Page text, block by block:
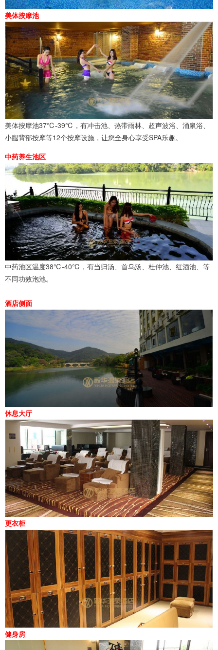
美体按摩池
美体按摩池37℃-39℃，有冲击池、热带雨林、超声波浴、涌泉浴、
小腿背部按摩等12个按摩设施，让您全身心享受SPA乐趣。
中药养生池区
中药池区温度38℃-40℃，有当归汤、首乌汤、杜仲池、红酒池、等
不同功效泡池。
酒店侧面
休息大厅
更衣柜
健身房